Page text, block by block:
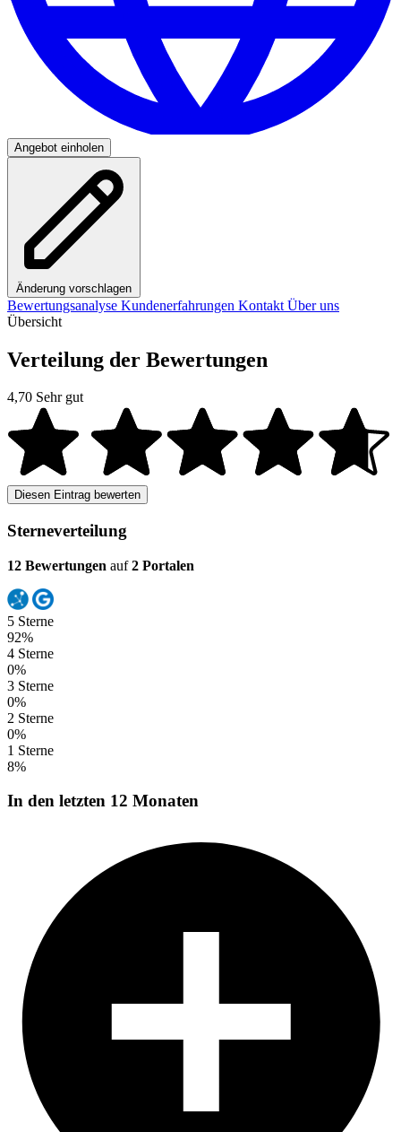
Angebot einholen
Änderung vorschlagen
Bewertungsanalyse Kundenerfahrungen Kontakt Über uns
Übersicht
Verteilung der Bewertungen
4,70 Sehr gut
Diesen Eintrag bewerten
Sterneverteilung
12 Bewertungen auf2 Portalen
5 Sterne
92%
4 Sterne
0%
3 Sterne
0%
2 Sterne
0%
1 Sterne
8%
In den letzten 12 Monaten